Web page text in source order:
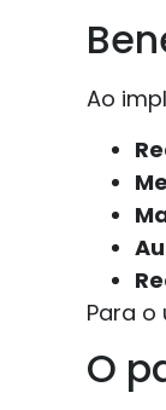
Ao
Para
O